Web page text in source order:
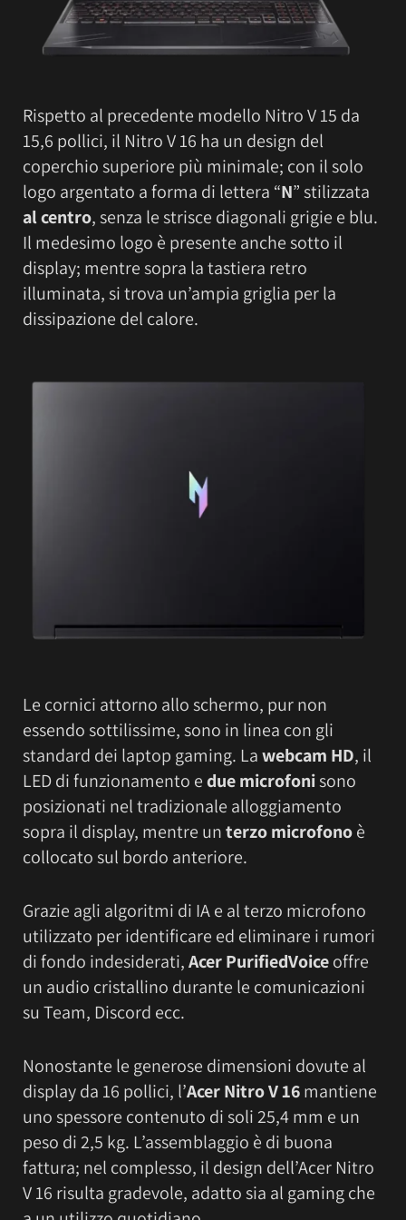
Rispetto al precedente modello Nitro V 15 da
15,6 pollici, il Nitro V 16 ha un design del
coperchio superiore più minimale; con il solo
logo argentato a forma di lettera “N” stilizzata
al centro, senza le strisce diagonali grigie e blu.
Il medesimo logo è presente anche sotto il
display; mentre sopra la tastiera retro
illuminata, si trova un’ampia griglia per la
dissipazione del calore.
Le cornici attorno allo schermo, pur non
essendo sottilissime, sono in linea con gli
standard dei laptop gaming. Lawebcam HD, il
LED di funzionamento edue microfonisono
posizionati nel tradizionale alloggiamento
sopra il display, mentre unterzo microfonoè
collocato sul bordo anteriore.
Grazie agli algoritmi di IA e al terzo microfono
utilizzato per identificare ed eliminare i rumori
di fondo indesiderati,Acer PurifiedVoiceoffre
un audio cristallino durante le comunicazioni
su Team, Discord ecc.
Nonostante le generose dimensioni dovute al
display da 16 pollici, l’Acer Nitro V 16mantiene
uno spessore contenuto di soli 25,4 mm e un
peso di 2,5 kg. L’assemblaggio è di buona
fattura; nel complesso, il design dell’Acer Nitro
V 16 risulta gradevole, adatto sia al gaming che